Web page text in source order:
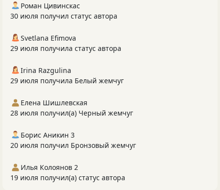
Роман Цивинскас
30 июля получил статус автора
Svetlana Efimova
29 июля получила статус автора
Irina Razgulina
29 июля получила Белый жемчуг
Елена Шишлевская
28 июля получил(а) Черный жемчуг
Борис Аникин 3
20 июля получил Бронзовый жемчуг
Илья Колоянов 2
19 июля получил(а) статус автора